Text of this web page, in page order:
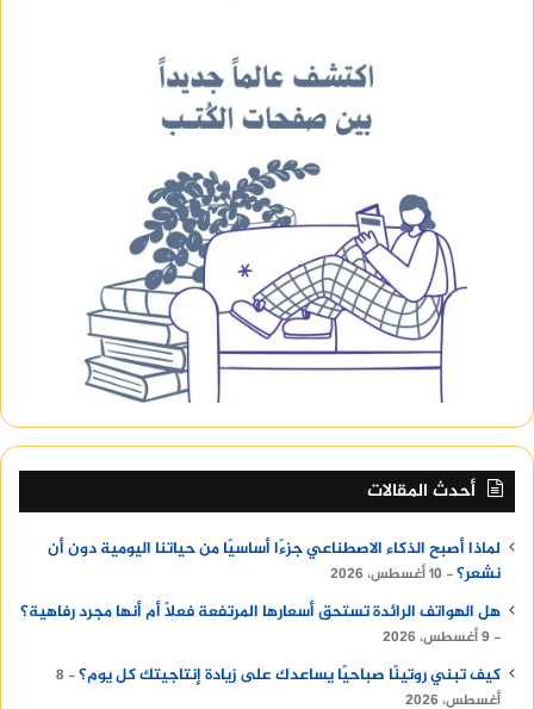
أحدث المقالات
لماذا أصبح الذكاء الاصطناعي جزءًا أساسيًا من حياتنا اليومية دون أن
نشعر؟
10 أغسطس، 2026
هل الهواتف الرائدة تستحق أسعارها المرتفعة فعلًا أم أنها مجرد رفاهية؟
9 أغسطس، 2026
كيف تبني روتينًا صباحيًا يساعدك على زيادة إنتاجيتك كل يوم؟
8
أغسطس، 2026